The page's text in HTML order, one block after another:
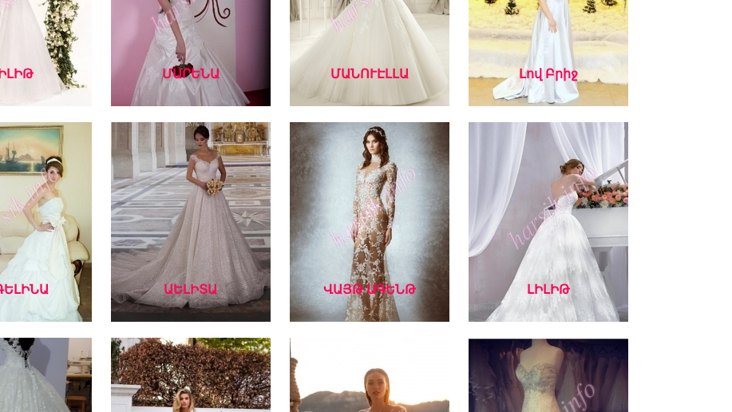
ՄԱՐԵՆԱ ՄԱՆՈՒԷԼԼԱ Լով Բրիջ
ԱԵԼԻՏԱ ՎԱՅԹ ԱԳԵՆԹ ԼԻԼԻԹ